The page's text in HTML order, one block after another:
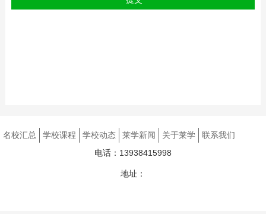
名校汇总 学校课程 学校动态 莱学新闻 关于莱学
联系我们
电话：13938415998
地址：